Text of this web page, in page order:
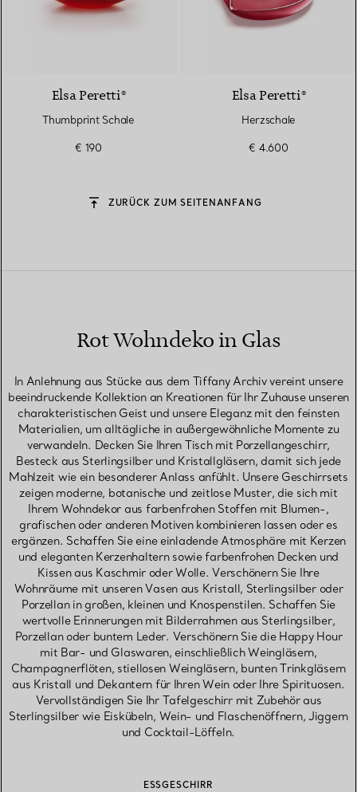
Elsa Peretti®
Thumbprint Schale
€ 190
Elsa Peretti®
Herzschale
€ 4.600
ZURÜCK ZUM SEITENANFANG
Rot Wohndeko in Glas
In Anlehnung aus Stücke aus dem Tiffany Archiv vereint unsere
beeindruckende Kollektion an Kreationen für Ihr Zuhause unseren
charakteristischen Geist und unsere Eleganz mit den feinsten
Materialien, um alltägliche in außergewöhnliche Momente zu
verwandeln. Decken Sie Ihren Tisch mit Porzellangeschirr,
Besteck aus Sterlingsilber und Kristallgläsern, damit sich jede
Mahlzeit wie ein besonderer Anlass anfühlt. Unsere Geschirrsets
zeigen moderne, botanische und zeitlose Muster, die sich mit
Ihrem Wohndekor aus farbenfrohen Stoffen mit Blumen-,
grafischen oder anderen Motiven kombinieren lassen oder es
ergänzen. Schaffen Sie eine einladende Atmosphäre mit Kerzen
und eleganten Kerzenhaltern sowie farbenfrohen Decken und
Kissen aus Kaschmir oder Wolle. Verschönern Sie Ihre
Wohnräume mit unseren Vasen aus Kristall, Sterlingsilber oder
Porzellan in großen, kleinen und Knospenstilen. Schaffen Sie
wertvolle Erinnerungen mit Bilderrahmen aus Sterlingsilber,
Porzellan oder buntem Leder. Verschönern Sie die Happy Hour
mit Bar- und Glaswaren, einschließlich Weingläsern,
Champagnerflöten, stiellosen Weingläsern, bunten Trinkgläsern
aus Kristall und Dekantern für Ihren Wein oder Ihre Spirituosen.
Vervollständigen Sie Ihr Tafelgeschirr mit Zubehör aus
Sterlingsilber wie Eiskübeln, Wein- und Flaschenöffnern, Jiggern
und Cocktail-Löffeln.
ESSGESCHIRR